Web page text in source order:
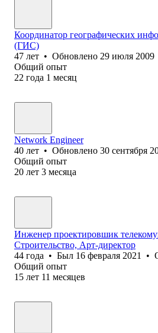
Координатор географических
(ГИС)
47 лет • Обновлено 29 июля 2009
Общий опыт
22 года 1 месяц
Network Engineer
40 лет • Обновлено 30 сентября
Общий опыт
20 лет 3 месяца
Инженер проектировшик
Строительство, Арт-директор
44 года • Был 16 февраля 2021 •
Общий опыт
15 лет 11 месяцев